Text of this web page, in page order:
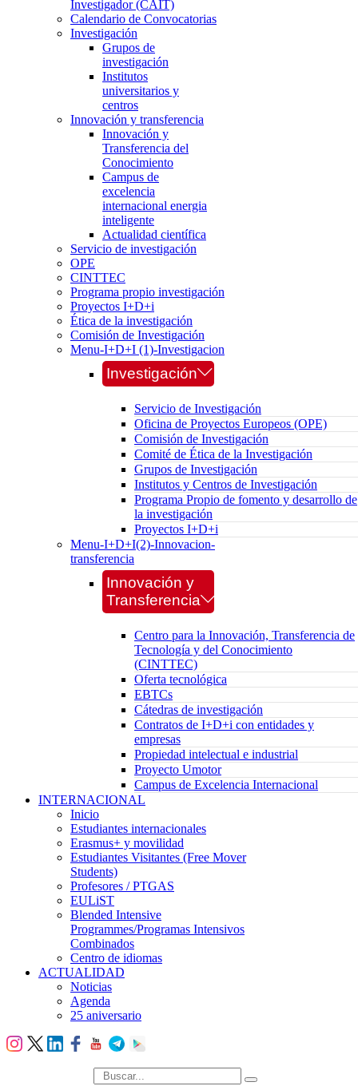
Investigador (CAIT)
Calendario de Convocatorias
Investigación
Grupos de
investigación
Institutos
universitarios y
centros
Innovación y transferencia
Innovación y
Transferencia del
Conocimiento
Campus de
excelencia
internacional energia
inteligente
Actualidad científica
Servicio de investigación
OPE
CINTTEC
Programa propio investigación
Proyectos I+D+i
Ética de la investigación
Comisión de Investigación
Menu-I+D+I (1)-Investigacion
Investigación
Servicio de Investigación
Oficina de Proyectos Europeos (OPE)
Comisión de Investigación
Comité de Ética de la Investigación
Grupos de Investigación
Institutos y Centros de Investigación
Programa Propio de fomento y desarrollo de
la investigación
Proyectos I+D+i
Menu-I+D+I(2)-Innovacion-
transferencia
Innovación y
Transferencia
Centro para la Innovación, Transferencia de
Tecnología y del Conocimiento
(CINTTEC)
Oferta tecnológica
EBTCs
Cátedras de investigación
Contratos de I+D+i con entidades y
empresas
Propiedad intelectual e industrial
Proyecto Umotor
Campus de Excelencia Internacional
INTERNACIONAL
Inicio
Estudiantes internacionales
Erasmus+ y movilidad
Estudiantes Visitantes (Free Mover
Students)
Profesores / PTGAS
EULiST
Blended Intensive
Programmes/Programas Intensivos
Combinados
Centro de idiomas
ACTUALIDAD
Noticias
Agenda
25 aniversario
búsqueda